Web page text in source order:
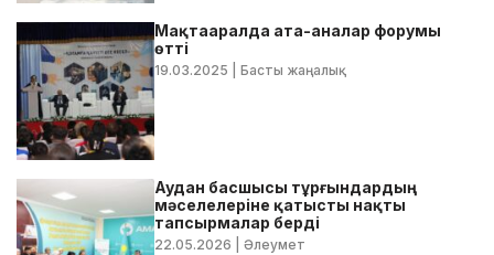
Мақтааралда ата-аналар форумы
өтті
19.03.2025 | Басты жаңалық
Аудан басшысы тұрғындардың
мәселелеріне қатысты нақты
тапсырмалар берді
22.05.2026 | Әлеумет